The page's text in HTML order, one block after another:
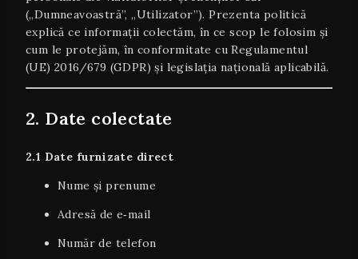
(„Dumneavoastră”, „Utilizator”). Prezenta politică
explică ce informații colectăm, în ce scop le folosim și
cum le protejăm, în conformitate cu Regulamentul
(UE) 2016/679 (GDPR) și legislația națională aplicabilă.
2. Date colectate
2.1 Date furnizate direct
Nume și prenume
Adresă de e‑mail
Număr de telefon